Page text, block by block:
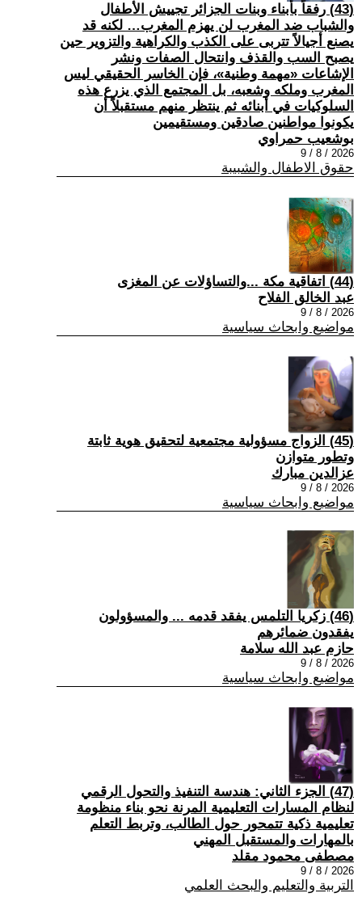
(43) رفقاً بأبناء وبنات الجزائر تجييش الأطفال
والشباب ضد المغرب لن يهزم المغرب… لكنه قد
يصنع أجيالاً تتربى على الكذب والكراهية والتزوير حين
يصبح السب والقذف وانتحال الصفات ونشر
الإشاعات «مهمة وطنية»، فإن الخاسر الحقيقي ليس
المغرب وملكه وشعبه، بل المجتمع الذي يزرع هذه
السلوكيات في أبنائه ثم ينتظر منهم مستقبلاً أن
يكونوا مواطنين صادقين ومستقيمين
بوشعيب حمراوي
2026 / 8 / 9
حقوق الاطفال والشبيبة
(44) اتفاقية مكة ...والتساؤلات عن المغزى
عبد الخالق الفلاح
2026 / 8 / 9
مواضيع وابحاث سياسية
(45) الزواج مسؤولية مجتمعية لتحقيق هوية ثابتة
وتطور متوازن
عزالدين مبارك
2026 / 8 / 9
مواضيع وابحاث سياسية
(46) زكريا التلمس يفقد قدمه ... والمسؤولون
يفقدون ضمائرهم
حازم عبد الله سلامة
2026 / 8 / 9
مواضيع وابحاث سياسية
(47) الجزء الثاني: هندسة التنفيذ والتحول الرقمي
لنظام المسارات التعليمية المرنة نحو بناء منظومة
تعليمية ذكية تتمحور حول الطالب، وتربط التعلم
بالمهارات والمستقبل المهني
مصطفى محمود مقلد
2026 / 8 / 9
التربية والتعليم والبحث العلمي